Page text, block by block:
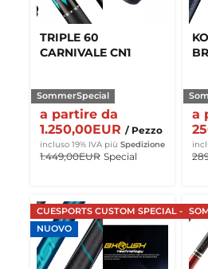
TRIPLE 60
CARNIVALE CN1
SommerSpecial
a partire da
1.250,00EUR / Pezzo
incluso 19% IVA più Spedizione
1.449,00EUR Special
a
CUESPORTS CUSTOM SPECIAL -16%
NUOVO